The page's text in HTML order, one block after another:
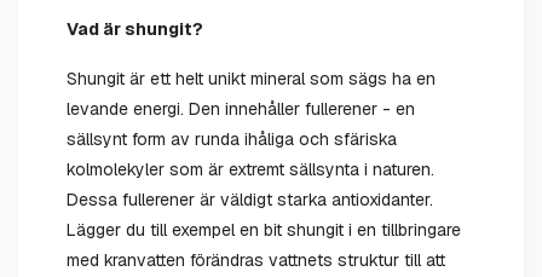
Vad är shungit?
Shungit är ett helt unikt mineral som sägs ha en
levande energi. Den innehåller fullerener - en
sällsynt form av runda ihåliga och sfäriska
kolmolekyler som är extremt sällsynta i naturen.
Dessa fullerener är väldigt starka antioxidanter.
Lägger du till exempel en bit shungit i en tillbringare
med kranvatten förändras vattnets struktur till att